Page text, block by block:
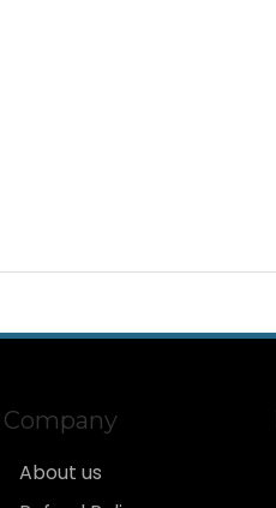
Company
About us